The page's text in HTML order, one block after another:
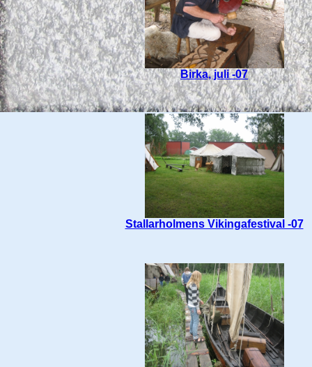
Birka, juli -07
Stallarholmens Vikingafestival -07